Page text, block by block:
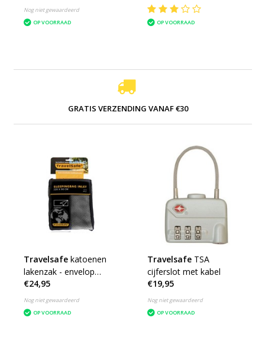
Nog niet gewaardeerd
OP VOORRAAD
OP VOORRAAD
GRATIS VERZENDING VANAF €30
Travelsafe katoenen
lakenzak - envelop
reislaken - wit
€24,95
Nog niet gewaardeerd
OP VOORRAAD
Travelsafe TSA
cijferslot met kabel
€19,95
Nog niet gewaardeerd
OP VOORRAAD